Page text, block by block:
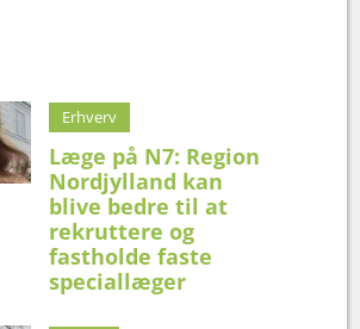
Erhverv
Læge på N7: Region
Nordjylland kan
blive bedre til at
rekruttere og
fastholde faste
speciallæger